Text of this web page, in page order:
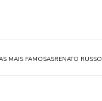
MAIS FAMOSASRENATO RUSSO